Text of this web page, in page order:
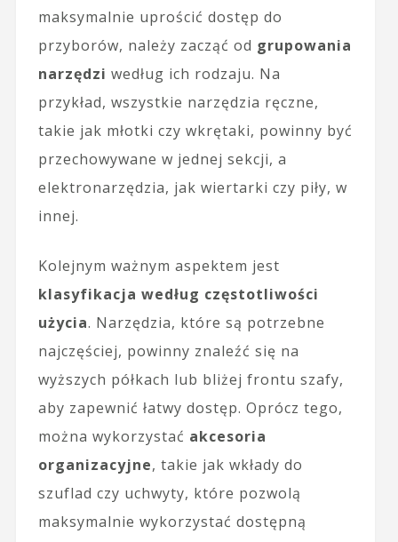
maksymalnie uprościć dostęp do
przyborów, należy zacząć od grupowania
narzędzi według ich rodzaju. Na
przykład, wszystkie narzędzia ręczne,
takie jak młotki czy wkrętaki, powinny być
przechowywane w jednej sekcji, a
elektronarzędzia, jak wiertarki czy piły, w
innej.
Kolejnym ważnym aspektem jest
klasyfikacja według częstotliwości
użycia. Narzędzia, które są potrzebne
najczęściej, powinny znaleźć się na
wyższych półkach lub bliżej frontu szafy,
aby zapewnić łatwy dostęp. Oprócz tego,
można wykorzystać akcesoria
organizacyjne, takie jak wkłady do
szuflad czy uchwyty, które pozwolą
maksymalnie wykorzystać dostępną